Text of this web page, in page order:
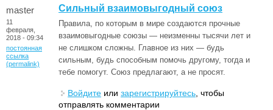
master
11
февраля,
2018 - 09:34
постоянная
ссылка
(permalink)
Сильный взаимовыгодный союз
Правила, по которым в мире создаются прочные
взаимовыгодные союзы — неизменны тысячи лет и
не слишком сложны. Главное из них — будь
сильным, будь способным помочь другому, тогда и
тебе помогут. Союз предлагают, а не просят.
Войдите или зарегистрируйтесь , чтобы
отправлять комментарии